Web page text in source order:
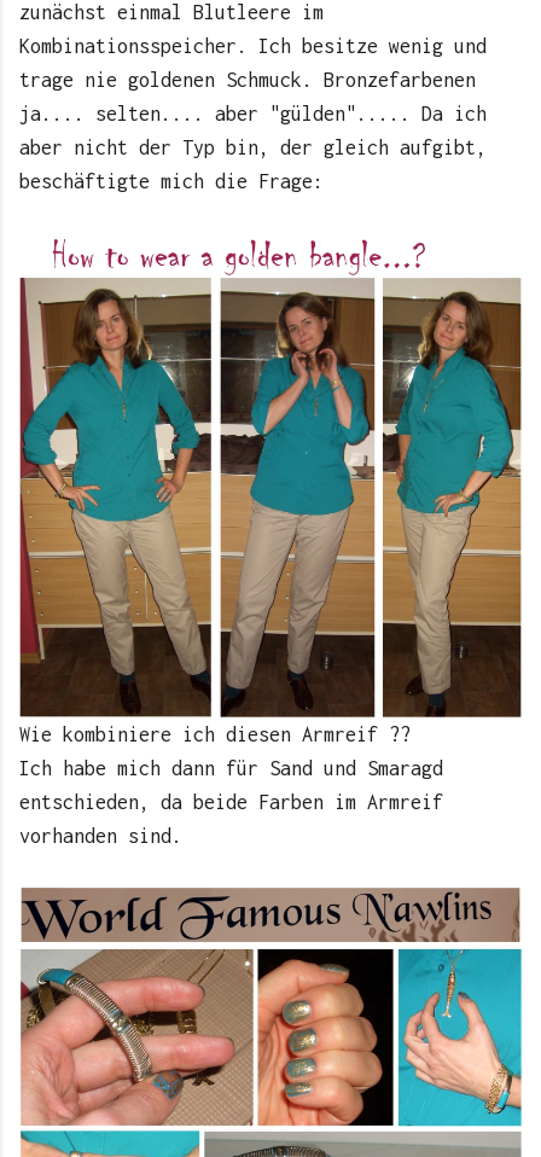
zunächst einmal Blutleere im
Kombinationsspeicher. Ich besitze wenig und
trage nie goldenen Schmuck. Bronzefarbenen
ja.... selten.... aber "gülden"..... Da ich
aber nicht der Typ bin, der gleich aufgibt,
beschäftigte mich die Frage:
Wie kombiniere ich diesen Armreif ??
Ich habe mich dann für Sand und Smaragd
entschieden, da beide Farben im Armreif
vorhanden sind.